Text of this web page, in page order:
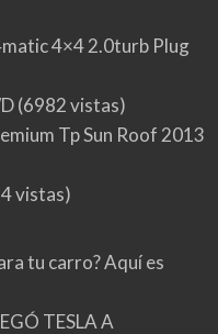
4×4 2.0turb Plug
(6982 vistas)
Tp Sun Roof 2013
vistas)
tu carro? Aquí es
TESLA A